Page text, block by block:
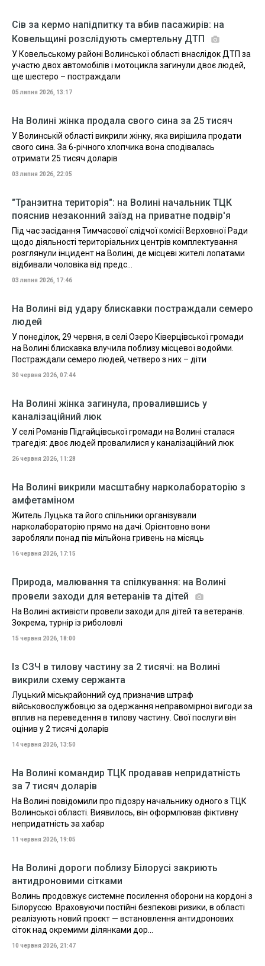
Сів за кермо напідпитку та вбив пасажирів: на
Ковельщині розслідують смертельну ДТП
У Ковельському районі Волинської області внаслідок ДТП за
участю двох автомобілів і мотоцикла загинули двоє людей,
ще шестеро – постраждали
05 липня 2026, 13:17
На Волині жінка продала свого сина за 25 тисяч
У Волинській області викрили жінку, яка вирішила продати
свого сина. За 6-річного хлопчика вона сподівалась
отримати 25 тисяч доларів
03 липня 2026, 22:05
"Транзитна територія": на Волині начальник ТЦК
пояснив незаконний заїзд на приватне подвір'я
Під час засідання Тимчасової слідчої комісії Верховної Ради
щодо діяльності територіальних центрів комплектування
розглянули інцидент на Волині, де місцеві жителі лопатами
відбивали чоловіка від предс...
03 липня 2026, 17:46
На Волині від удару блискавки постраждали семеро
людей
У понеділок, 29 червня, в селі Озеро Ківерцівської громади
на Волині блискавка влучила поблизу місцевої водойми.
Постраждали семеро людей, четверо з них – діти
30 червня 2026, 07:44
На Волині жінка загинула, провалившись у
каналізаційний люк
У селі Романів Підгайцівської громади на Волині сталася
трагедія: двоє людей провалилися у каналізаційний люк
26 червня 2026, 11:28
На Волині викрили масштабну нарколабораторію з
амфетаміном
Житель Луцька та його спільники організували
нарколабораторію прямо на дачі. Орієнтовно вони
заробляли понад пів мільйона гривень на місяць
16 червня 2026, 17:15
Природа, малювання та спілкування: на Волині
провели заходи для ветеранів та дітей
На Волині активісти провели заходи для дітей та ветеранів.
Зокрема, турнір із риболовлі
15 червня 2026, 18:00
Із СЗЧ в тилову частину за 2 тисячі: на Волині
викрили схему сержанта
Луцький міськрайонний суд призначив штраф
військовослужбовцю за одержання неправомірної вигоди за
вплив на переведення в тилову частину. Свої послуги він
оцінив у 2 тисячі доларів
14 червня 2026, 13:50
На Волині командир ТЦК продавав непридатність
за 7 тисяч доларів
На Волині повідомили про підозру начальнику одного з ТЦК
Волинської області. Виявилось, він оформлював фіктивну
непридатність за хабар
11 червня 2026, 19:05
На Волині дороги поблизу Білорусі закриють
антидроновими сітками
Волинь продовжує системне посилення оборони на кордоні з
Білоруссю. Враховуючи постійні безпекові ризики, в області
реалізують новий проєкт — встановлення антидронових
сіток над окремими ділянками дор...
10 червня 2026, 21:47